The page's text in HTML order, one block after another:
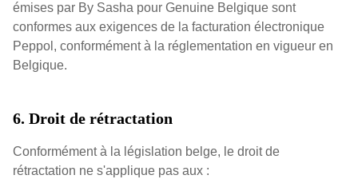
émises par By Sasha pour Genuine Belgique sont
conformes aux exigences de la facturation électronique
Peppol, conformément à la réglementation en vigueur en
Belgique.
6. Droit de rétractation
Conformément à la législation belge, le droit de
rétractation ne s'applique pas aux :